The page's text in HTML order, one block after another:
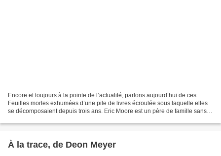
Encore et toujours à la pointe de l’actualité, parlons aujourd’hui de ces
Feuilles mortes exhumées d’une pile de livres écroulée sous laquelle elles
se décomposaient depuis trois ans. Eric Moore est un père de famille sans
À la trace, de Deon Meyer